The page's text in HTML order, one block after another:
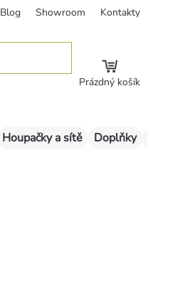
Blog Showroom Kontakty
Prázdný košík
Houpačky a sítě Doplňky